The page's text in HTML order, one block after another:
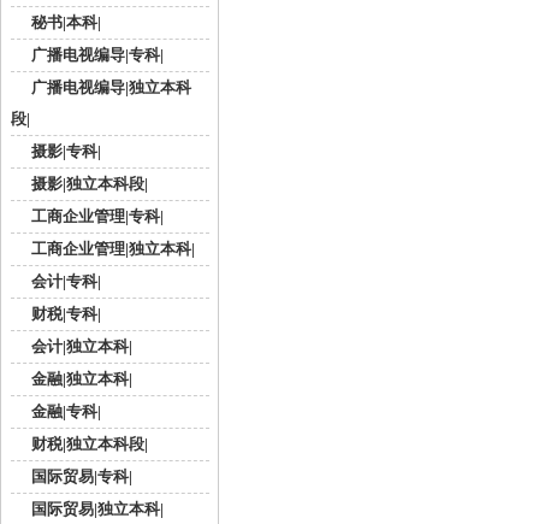
秘书|本科|
广播电视编导|专科|
广播电视编导|独立本科
段|
摄影|专科|
摄影|独立本科段|
工商企业管理|专科|
工商企业管理|独立本科|
会计|专科|
财税|专科|
会计|独立本科|
金融|独立本科|
金融|专科|
财税|独立本科段|
国际贸易|专科|
国际贸易|独立本科|